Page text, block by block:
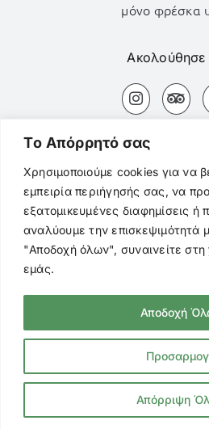
Tο Aπόρρητό σας
Χρησιμοποιούμε cookies για να
εμπειρία περιήγησής σας, να
εξατομικευμένες διαφημίσεις ή
αναλύουμε την επισκεψιμότητά
"Αποδοχή όλων", συναινείτε
εμάς.
Απόρριψη
Αποδοχή
μόνο φρέσκα
Αδάμας Μήλος
+30694 827
+3022870
© Copyright2026
Reserved |Πολιτική
Προσωπικών